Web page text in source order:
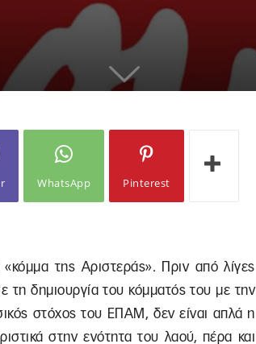
WhatsApp Pinterest
της Aριστεράς». Πριν από λίγες
τη δημιουργία του κόμματός του με την
στόχος του ΕΠΑΜ, δεν είναι απλά η
στην ενότητα του λαού, πέρα και